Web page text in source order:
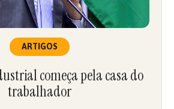
ARTIGOS
começa pela casa do
trabalhador